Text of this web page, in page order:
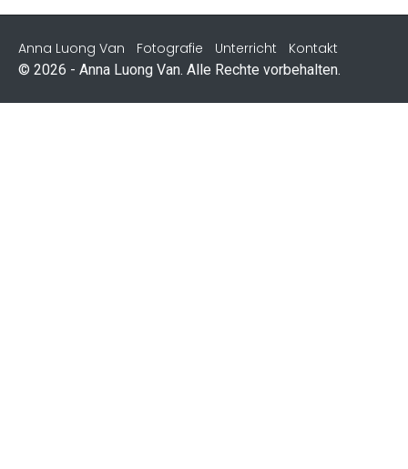
Anna Luong Van Fotografie Unterricht Kontakt
© 2026 - Anna Luong Van. Alle Rechte vorbehalten.